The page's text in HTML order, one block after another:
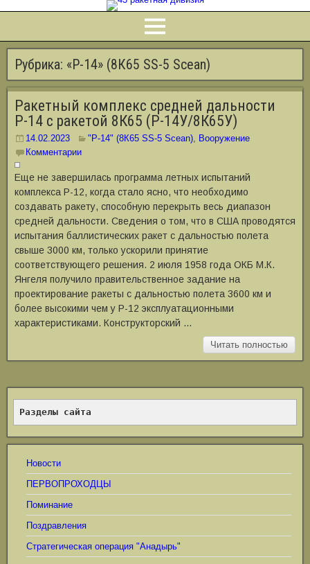
Рубрика: «Р-14» (8К65 SS-5 Scean)
Ракетный комплекс средней дальности
Р-14 с ракетой 8К65 (Р-14У/8К65У)
14.02.2023 "Р-14" (8К65 SS-5 Scean), Вооружение
Комментарии
Еще не завершилась программа летных испытаний
комплекса Р-12, когда стало ясно, что необходимо
создавать ракету, способную перекрыть весь диапазон
средней дальности. Сведения о том, что в США проводятся
испытания баллистических ракет с дальностью полета
свыше 3000 км, только ускорили принятие
соответствующего решения. 2 июля 1958 года ОКБ М.К.
Янгеля получило правительственное задание на
проектирование ракеты с дальностью полета 3600 км и
более высокими чем у Р-12 эксплуатационными
характеристиками. Конструкторский …
Читать полностью
Разделы сайта
Новости
ПЕРВОПРОХОДЦЫ
Поминание
Поздравления
Стратегическая операция "Анадырь"